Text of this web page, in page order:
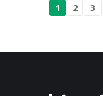
1 2 3